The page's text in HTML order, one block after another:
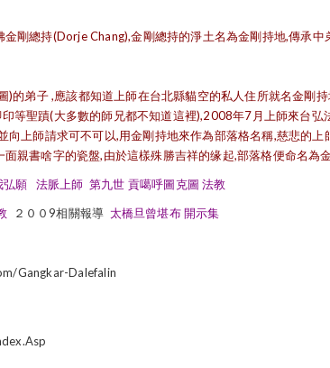
剛總持(Dorje Chang),金剛總持的淨土名為金剛持地,傳承中
)的弟子 ,應該都知道上師在台北縣貓空的私人住所就名金剛
等聖蹟(大多數的師兄都不知道這裡),2008年7月上師來台弘
向上師請求可不可以,用金剛持地來作為部落格名稱,慈悲的上
親書啥字的瓷盤,由於這樣殊勝吉祥的缘起,部落格便命名為金
弘願 法脈上師 第九世 貢噶呼圖克圖 法教
２００9相關報導 太橋旦曾堪布 開示集
gangkar-Dalefalin